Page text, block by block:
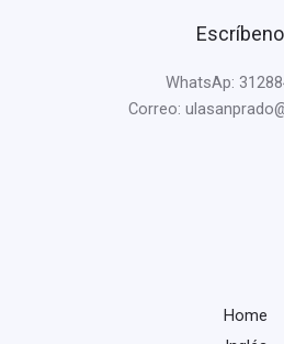
WhatsAp:
Correo:
Home